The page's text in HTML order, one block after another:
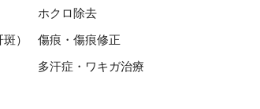
）
ホクロ除去
傷痕・傷痕修正
多汗症・ワキガ治療